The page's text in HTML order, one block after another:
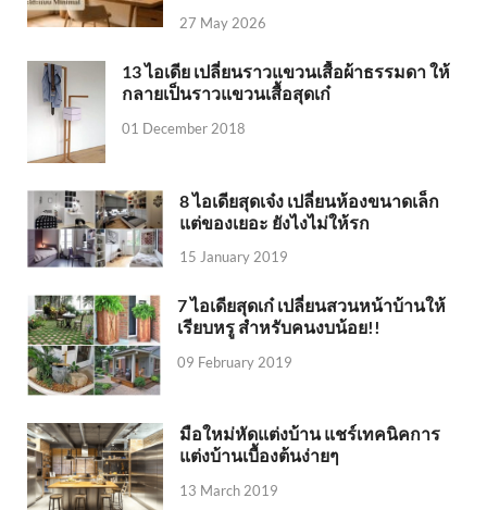
27 May 2026
13 ไอเดีย เปลี่ยนราวแขวนเสื้อผ้าธรรมดา ให้
กลายเป็นราวแขวนเสื้อสุดเก๋
01 December 2018
8 ไอเดียสุดเจ๋ง เปลี่ยนห้องขนาดเล็ก
แต่ของเยอะ ยังไงไม่ให้รก
15 January 2019
7 ไอเดียสุดเก๋ เปลี่ยนสวนหน้าบ้านให้
เรียบหรู สำหรับคนงบน้อย!!
09 February 2019
มือใหม่หัดแต่งบ้าน แชร์เทคนิคการ
แต่งบ้านเบื้องต้นง่ายๆ
13 March 2019